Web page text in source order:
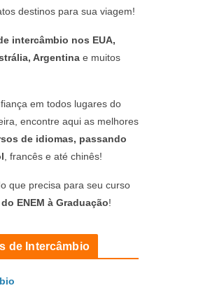
destinos para sua viagem!
intercâmbio nos EUA,
Argentina e muitos
em todos lugares do
encontre aqui as melhores
de idiomas, passando
, francês e até chinês!
que precisa para seu curso
ENEM à Graduação!
de Intercâmbio